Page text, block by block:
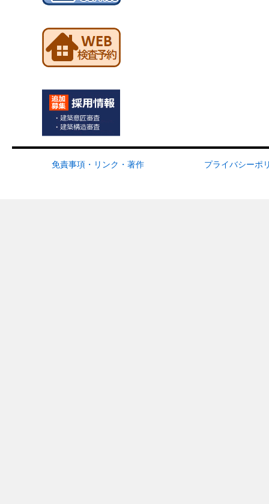
免責事項・リンク・著作 プライバシーポ